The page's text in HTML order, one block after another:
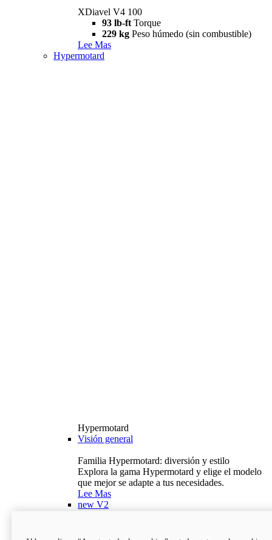
XDiavel V4 100
93 lb-ft Torque
229 kg Peso húmedo (sin combustible)
Lee Mas
Hypermotard
Hypermotard
Visión general
Familia Hypermotard: diversión y estilo
Explora la gama Hypermotard y elige el modelo
que mejor se adapte a tus necesidades.
Lee Mas
new V2
120,4 hp
Potencia